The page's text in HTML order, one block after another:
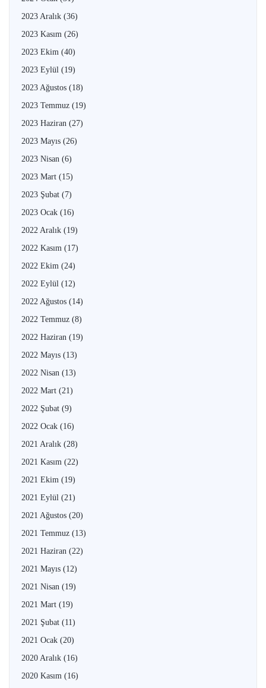
2023 Aralık (36)
2023 Kasım (26)
2023 Ekim (40)
2023 Eylül (19)
2023 Ağustos (18)
2023 Temmuz (19)
2023 Haziran (27)
2023 Mayıs (26)
2023 Nisan (6)
2023 Mart (15)
2023 Şubat (7)
2023 Ocak (16)
2022 Aralık (19)
2022 Kasım (17)
2022 Ekim (24)
2022 Eylül (12)
2022 Ağustos (14)
2022 Temmuz (8)
2022 Haziran (19)
2022 Mayıs (13)
2022 Nisan (13)
2022 Mart (21)
2022 Şubat (9)
2022 Ocak (16)
2021 Aralık (28)
2021 Kasım (22)
2021 Ekim (19)
2021 Eylül (21)
2021 Ağustos (20)
2021 Temmuz (13)
2021 Haziran (22)
2021 Mayıs (12)
2021 Nisan (19)
2021 Mart (19)
2021 Şubat (11)
2021 Ocak (20)
2020 Aralık (16)
2020 Kasım (16)